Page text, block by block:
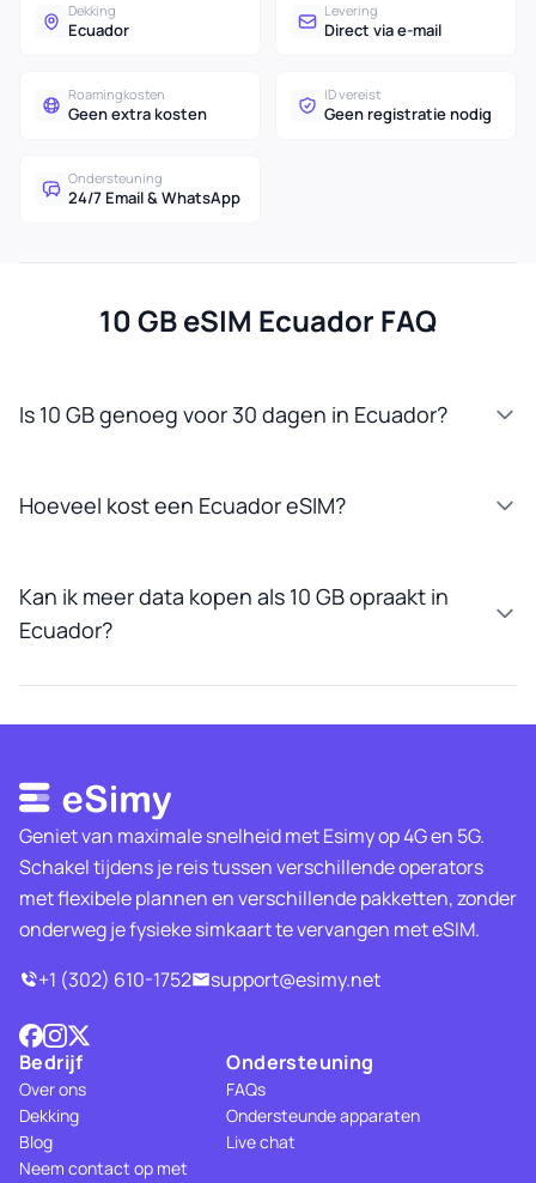
Dekking
Ecuador
Levering
Direct via e-mail
Roamingkosten
Geen extra kosten
ID vereist
Geen registratie nodig
Ondersteuning
24/7 Email & WhatsApp
10 GB eSIM Ecuador FAQ
Is 10 GB genoeg voor 30 dagen in Ecuador?
Hoeveel kost een Ecuador eSIM?
Kan ik meer data kopen als 10 GB opraakt in
Ecuador?
Geniet van maximale snelheid met Esimy op 4G en 5G.
Schakel tijdens je reis tussen verschillende operators
met flexibele plannen en verschillende pakketten, zonder
onderweg je fysieke simkaart te vervangen met eSIM.
+1 (302) 610-1752
support@esimy.net
Bedrijf
Over ons
Dekking
Blog
Neem contact op met
Ondersteuning
FAQs
Ondersteunde apparaten
Live chat